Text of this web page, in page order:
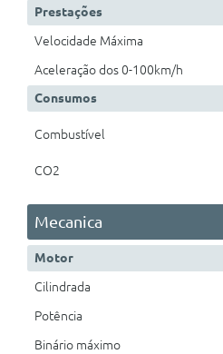
Prestações
Velocidade Máxima
Aceleração dos 0-100km/h
Consumos
Combustível
CO2
Mecanica
Motor
Cilindrada
Potência
Binário máximo